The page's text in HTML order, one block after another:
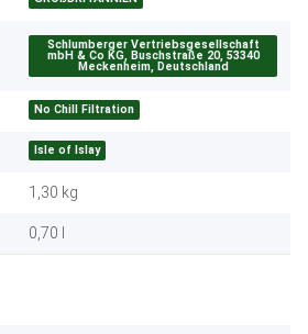
Schlumberger Vertriebsgesellschaft
mbH & Co KG, Buschstraße 20, 53340
Meckenheim, Deutschland
No Chill Filtration
Isle of Islay
1,30 kg
0,70 l